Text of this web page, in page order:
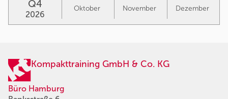
Q4
2026
Oktober November Dezember
Kompakttraining GmbH & Co. KG
Büro Hamburg